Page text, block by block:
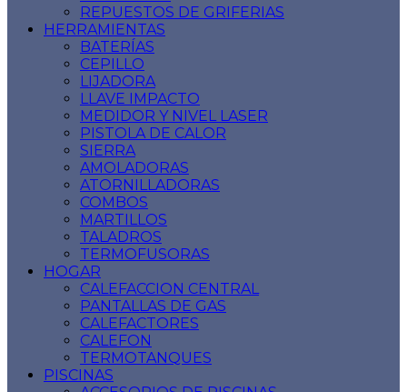
REPUESTOS DE GRIFERIAS
HERRAMIENTAS
BATERÍAS
CEPILLO
LIJADORA
LLAVE IMPACTO
MEDIDOR Y NIVEL LASER
PISTOLA DE CALOR
SIERRA
AMOLADORAS
ATORNILLADORAS
COMBOS
MARTILLOS
TALADROS
TERMOFUSORAS
HOGAR
CALEFACCION CENTRAL
PANTALLAS DE GAS
CALEFACTORES
CALEFON
TERMOTANQUES
PISCINAS